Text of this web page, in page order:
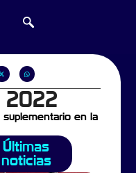
2022
en la
Últimas
noticias